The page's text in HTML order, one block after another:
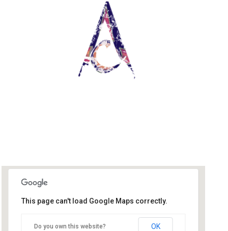
This page can't load Google Maps correctly.
Do you own this website? OK